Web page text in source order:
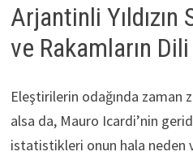
Arjantinli Yıldızın
ve Rakamların Dili
Eleştirilerin odağında zaman
alsa da, Mauro Icardi’nin
istatistikleri onun hala neden